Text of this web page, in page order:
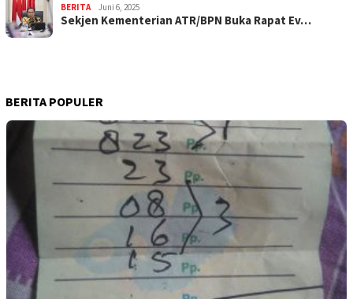
BERITA Juni 6, 2025
Sekjen Kementerian ATR/BPN Buka Rapat Ev…
BERITA POPULER